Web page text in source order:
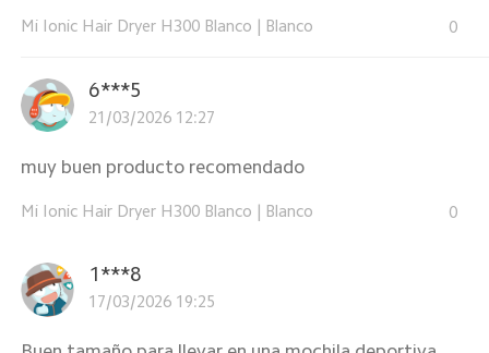
Mi Ionic Hair Dryer H300 Blanco Blanco 0
6***5
21/03/2026 12:27
muy buen producto recomendado
Mi Ionic Hair Dryer H300 Blanco | Blanco 0
1***8
17/03/2026 19:25